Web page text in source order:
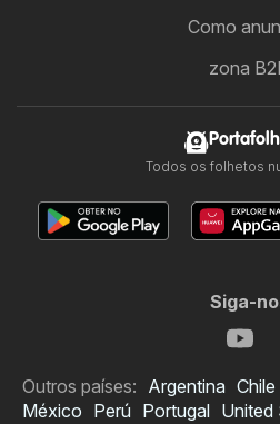
Como
zona
Todos os folhetos
Siga-
Outros países: Argentina Chile
México Perú Portugal United